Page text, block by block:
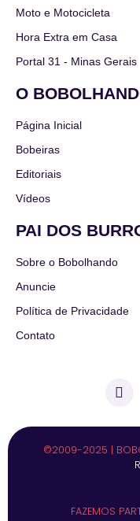
Moto e Motocicleta
Hora Extra em Casa
Portal 31 - Minas Gerais
O
Página Inicial
Bobeiras
Editoriais
Vídeos
PAI DOS
Sobre o Bobolhando
Anuncie
Política de Privacidade
Contato
©2009-2025 |
FAZEMOS